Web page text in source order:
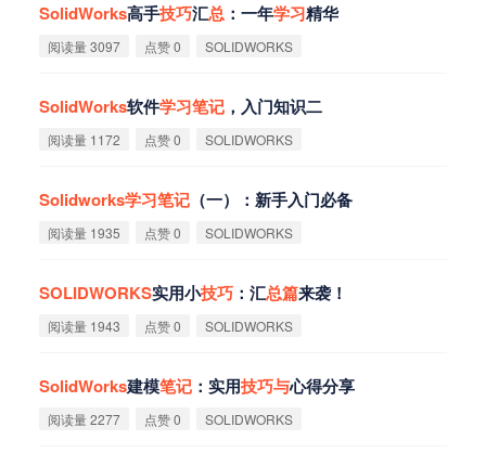
SolidWorks高手技巧汇总 ：一年学习精华
阅读量 3097 点赞 0 SOLIDWORKS
SolidWorks软件学习笔记 ，入门知识二
阅读量 1172 点赞 0 SOLIDWORKS
Solidworks学习笔记 （一）：新手入门必备
阅读量 1935 点赞 0 SOLIDWORKS
SOLIDWORKS实用小技巧 ：汇总篇来袭！
阅读量 1943 点赞 0 SOLIDWORKS
SolidWorks建模笔记 ：实用技巧与心得分享
阅读量 2277 点赞 0 SOLIDWORKS